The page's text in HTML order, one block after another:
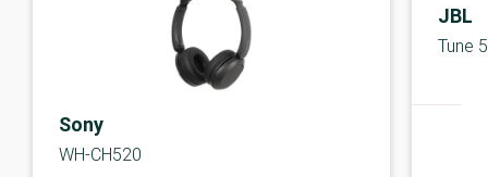
Sony
WH-CH520
JBL
Tune